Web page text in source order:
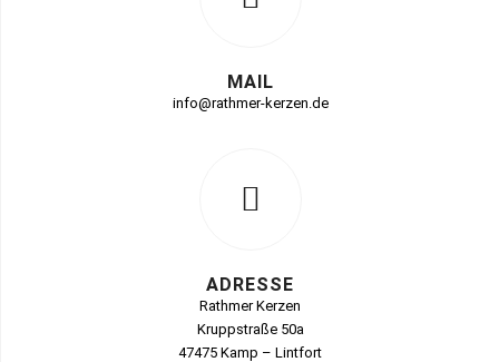
MAIL
info@rathmer-kerzen.de
ADRESSE
Rathmer Kerzen
Kruppstraße 50a
47475 Kamp – Lintfort